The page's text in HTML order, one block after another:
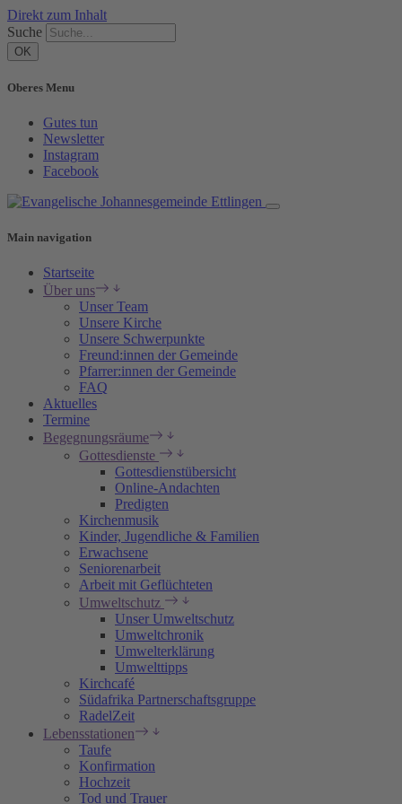
Direkt zum Inhalt
Suche
Oberes Menu
Gutes tun
Newsletter
Instagram
Facebook
Main navigation
Startseite
Über uns
Unser Team
Unsere Kirche
Unsere Schwerpunkte
Freund:innen der Gemeinde
Pfarrer:innen der Gemeinde
FAQ
Aktuelles
Termine
Begegnungsräume
Gottesdienste
Gottesdienstübersicht
Online-Andachten
Predigten
Kirchenmusik
Kinder, Jugendliche & Familien
Erwachsene
Seniorenarbeit
Arbeit mit Geflüchteten
Umweltschutz
Unser Umweltschutz
Umweltchronik
Umwelterklärung
Umwelttipps
Kirchcafé
Südafrika Partnerschaftsgruppe
RadelZeit
Lebensstationen
Taufe
Konfirmation
Hochzeit
Tod und Trauer